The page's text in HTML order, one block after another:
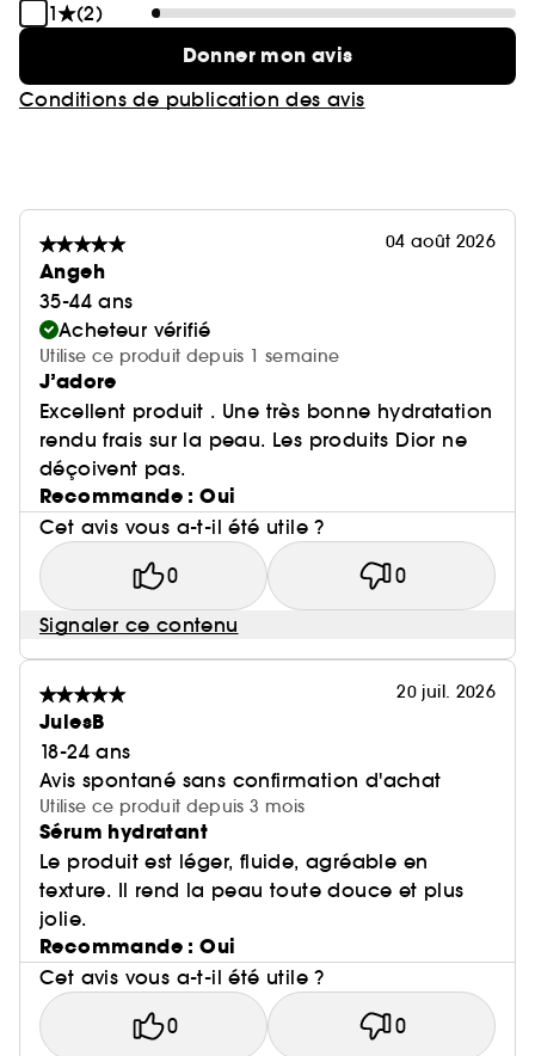
1
(2)
Donner mon avis
Conditions de publication des avis
04 août 2026
Angeh
35-44 ans
Acheteur vérifié
Utilise ce produit depuis 1 semaine
J’adore
Excellent produit . Une très bonne hydratation
rendu frais sur la peau. Les produits Dior ne
déçoivent pas.
Recommande : Oui
Cet avis vous a-t-il été utile ?
0 0
Signaler ce contenu
20 juil. 2026
JulesB
18-24 ans
Avis spontané sans confirmation d'achat
Utilise ce produit depuis 3 mois
Sérum hydratant
Le produit est léger, fluide, agréable en
texture. Il rend la peau toute douce et plus
jolie.
Recommande : Oui
Cet avis vous a-t-il été utile ?
0 0